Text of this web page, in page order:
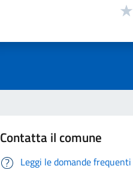
Contatta il comune
Leggi le domande frequenti